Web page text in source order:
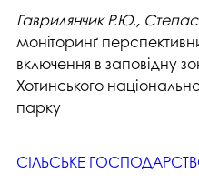
Гаврилянчик Р.Ю.,
моніторинґ
включення в заповідну
Хотинського
парку
СІЛЬСЬКЕ